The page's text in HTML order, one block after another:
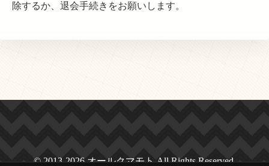
除するか、退会手続きをお願いします。
© 2013-2026 オールクマモト All Rights Reserved.